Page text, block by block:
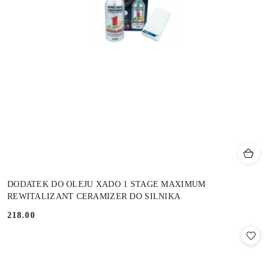
DODATEK DO OLEJU XADO 1 STAGE MAXIMUM
REWITALIZANT CERAMIZER DO SILNIKA
Cena:
218.00